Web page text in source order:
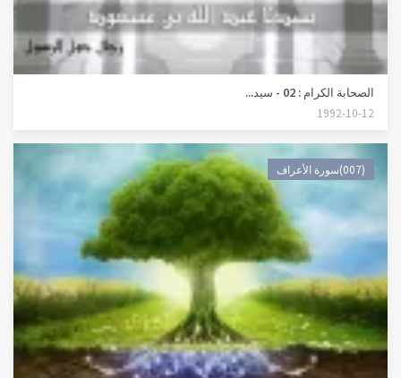
الصحابة الكرام : 02 - سيد...
1992-10-12
(007)سورة الأعراف